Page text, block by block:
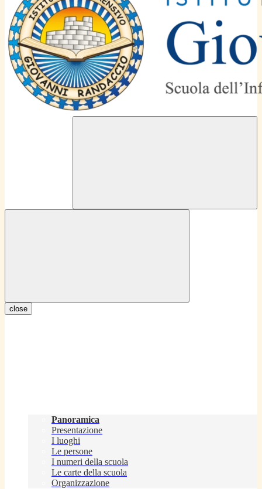
close
Panoramica
Presentazione
I luoghi
Le persone
I numeri della scuola
Le carte della scuola
Organizzazione